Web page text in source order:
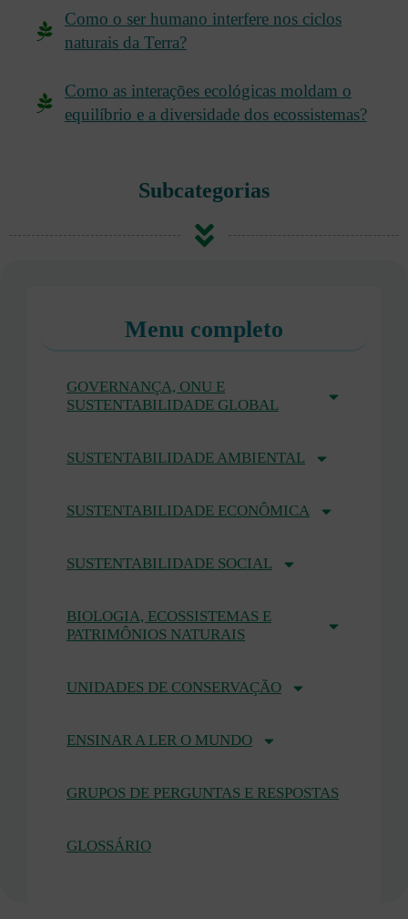
Como o ser humano interfere nos ciclos
naturais da Terra?
Como as interações ecológicas moldam o
equilíbrio e a diversidade dos ecossistemas?
Subcategorias
Menu completo
GOVERNANÇA, ONU E
SUSTENTABILIDADE GLOBAL
SUSTENTABILIDADE AMBIENTAL
SUSTENTABILIDADE ECONÔMICA
SUSTENTABILIDADE SOCIAL
BIOLOGIA, ECOSSISTEMAS E
PATRIMÔNIOS NATURAIS
UNIDADES DE CONSERVAÇÃO
ENSINAR A LER O MUNDO
GRUPOS DE PERGUNTAS E RESPOSTAS
GLOSSÁRIO